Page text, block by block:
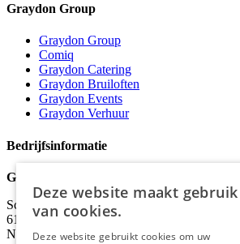
Graydon Group
Graydon Group
Comiq
Graydon Catering
Graydon Bruiloften
Graydon Events
Graydon Verhuur
Bedrijfsinformatie
Graydon
Schineksstraat 11,
6171 AM Stein
Nederland
Deze website maakt gebruik
van cookies.
Deze website gebruikt cookies om uw